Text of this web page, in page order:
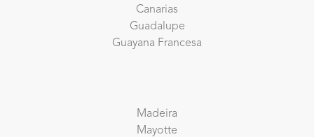
Canarias
Guadalupe
Guayana Francesa
Madeira
Mayotte